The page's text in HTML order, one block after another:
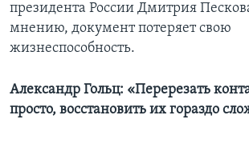
президента России Дмитрия
мнению, документ потеряет свою
жизнеспособность.
Александр Гольц: «Перерезать
просто, восстановить их гораздо